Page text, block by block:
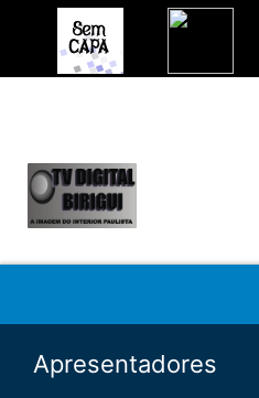
Apresentadores